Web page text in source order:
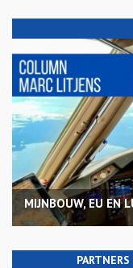
MIJNBOUW, EU EN